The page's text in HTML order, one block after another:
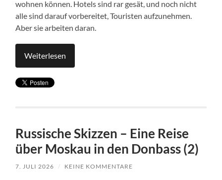
wohnen können. Hotels sind rar gesät, und noch nicht
alle sind darauf vorbereitet, Touristen aufzunehmen.
Aber sie arbeiten daran.
Weiterlesen
Russische Skizzen – Eine Reise
über Moskau in den Donbass (2)
7. JULI 2026 / KEINE KOMMENTARE